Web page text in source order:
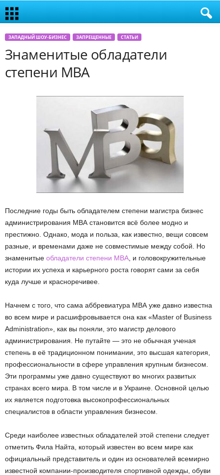
ЗАПАДНЫЙ ШОУ-БИЗНЕС ЗАПРЕЩЕННЫЕ СТАТЬИ
Знаменитые обладатели
степени МВА
Последние годы быть обладателем степени магистра бизнес
администрирования МВА становится всё более модно и
престижно. Однако, мода и польза, как известно, вещи совсем
разные, и временами даже не совместимые между собой. Но
знаменитые обладатели степени MBA , и головокружительные
истории их успеха и карьерного роста говорят сами за себя
куда лучше и красноречивее.
Начнем с того, что сама аббревиатура МВА уже давно известна
во всем мире и расшифровывается она как «Master of Business
Administration», как вы поняли, это магистр делового
администрирования. Не путайте — это не обычная ученая
степень в её традиционном понимании, это высшая категория,
профессиональности в сфере управления крупным бизнесом.
Эти программы уже давно существуют во многих развитых
странах всего мира. В том числе и в Украине. Основной целью
их является подготовка высокопрофессиональных
специалистов в области управления бизнесом.
Среди наиболее известных обладателей этой степени следует
отметить Фила Найта, который известен во всем мире как
официальный представитель и один из основателей всемирно
известной компании-производителя спортивной одежды, обуви